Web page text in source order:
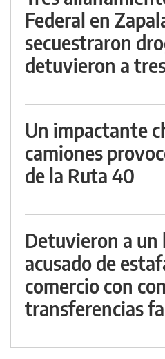
Federal en
secuestraron
detuvieron a
Un impactante
camiones
de la Ruta 40
Detuvieron a un
acusado de
comercio con
transferencias